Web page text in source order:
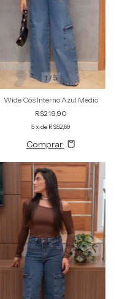
1 /5
Wide Cós Interno Azul Médio
R$219,90
5x de R$52,69
Comprar